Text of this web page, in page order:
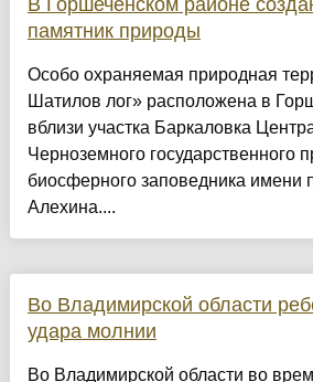
памятник природы
Особо охраняемая природная
Шатилов лог» расположена в
вблизи участка Баркаловка
Черноземного государственного
биосферного заповедника имени
Алехина....
Во Владимирской области
удара молнии
Во Владимирской области во